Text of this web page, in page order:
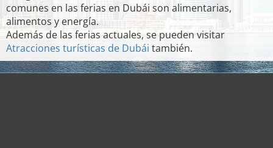
comunes en las ferias en Dubái son alimentarias,
alimentos y energía.
Además de las ferias actuales, se pueden visitar
Atracciones turísticas de Dubái también.